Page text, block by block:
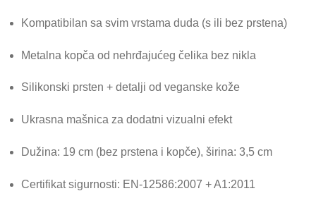
Kompatibilan sa svim vrstama duda (s ili bez prstena)
Metalna kopča od nehrđajućeg čelika bez nikla
Silikonski prsten + detalji od veganske kože
Ukrasna mašnica za dodatni vizualni efekt
Dužina: 19 cm (bez prstena i kopče), širina: 3,5 cm
Certifikat sigurnosti: EN-12586:2007 + A1:2011